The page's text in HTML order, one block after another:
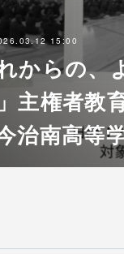
15:00
れからの
主権者教
治南高等